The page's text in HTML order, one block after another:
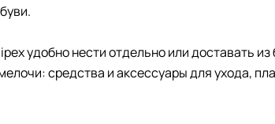
удобно нести отдельно или доставать
средства и аксессуары для ухода,